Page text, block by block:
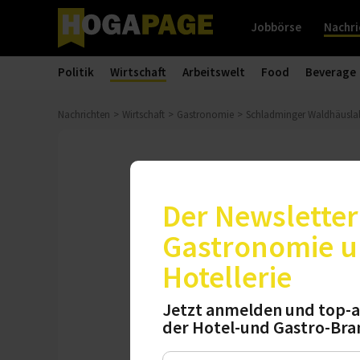
Jobbörse
Politik Wirtschaft Arbeitswelt Food Beverage
Nachrichten Wirtschaft Gastronomie Schladminger
Der renommierte
neuen
Hälfte in der
Donnerstag, 04.04.2024,
Der
Gastronomie
Hotellerie
Jetzt anmelden und top-
der Hotel-und Gastro-